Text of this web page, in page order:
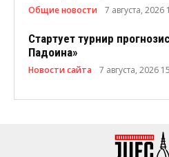
Общие новости 7 августа, 2026
Стартует турнир
Падоина»
Новости сайта 7 августа, 2026